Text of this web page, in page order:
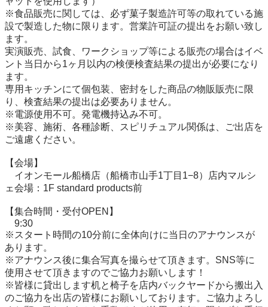
※食品販売に関しては、必ず菓子製造許可等の取れている施
設で製造した物に限ります。営業許可証の提出をお願い致し
ます。
実演販売、試食、ワークショップ等による販売の場合はイベ
ント当日から1ヶ月以内の検便検査結果の提出が必要になり
ます。
専用キッチンにて個包装、密封をした商品の物販販売に限
り、検査結果の提出は必要ありません。
※電源使用不可。発電機持込み不可。
※美容、施術、各種診断、スピリチュアル関係は、ご出店を
ご遠慮ください。
【会場】
イオンモール船橋店（船橋市山手1丁目1−8）店内マルシ
ェ会場：1F standard products前
【集合時間・受付OPEN】
9:30
※スタート時間の10分前に全体向けに当日のアナウンスが
あります。
※アナウンス後に集合写真を撮らせて頂きます。SNS等に
使用させて頂きますのでご協力お願いします！
※皆様に貸出します机と椅子を店内バックヤードから搬出入
のご協力を出店の皆様にお願いしております。ご協力よろし